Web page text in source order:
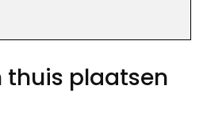
thuis plaatsen